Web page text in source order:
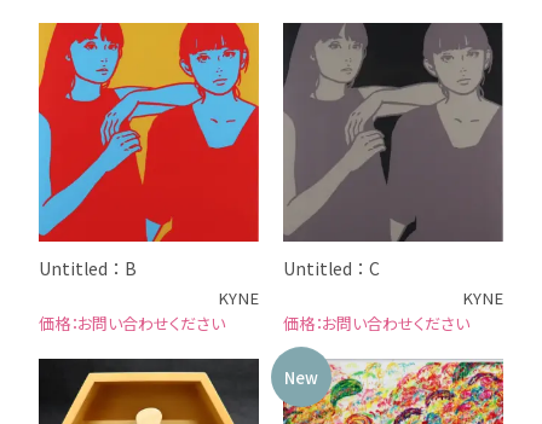
Untitled：B
KYNE
お問い合わせください
Untitled：C
KYNE
お問い合わせください
New